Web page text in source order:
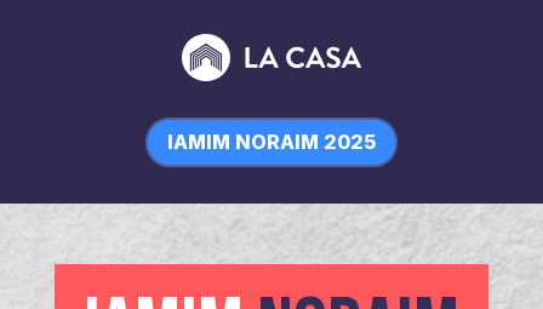
IAMIM NORAIM 2025